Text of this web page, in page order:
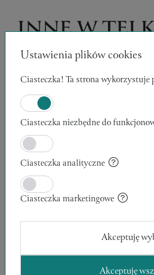
INNE W TEJ
Ustawienia plików cookies
Ciasteczka! Ta strona wykorzystuje
Ciasteczka niezbędne do
Ciasteczka analityczne
Ciasteczka marketingowe
Akceptuję
Akceptuję